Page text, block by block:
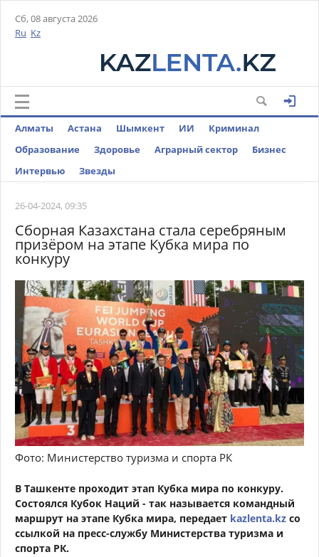
Сб, 08 августа 2026
Ru Kz
Алматы Астана Шымкент ИИ
Криминал
Образование
Здоровье Аграрный сектор
Бизнес
Интервью
Звезды
26-04-2024, 09:35
Сборная Казахстана стала серебряным
призёром на этапе Кубка мира по
конкуру
Фото: Министерство туризма и спорта РК
В Ташкенте проходит этап Кубка мира по конкуру.
Cостоялся Кубок Наций - так называется командный
маршрут на этапе Кубка мира, передает kazlenta.kz со
ссылкой на пресс-службу Министерства туризма и
спорта РК.